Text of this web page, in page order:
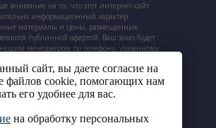
внимание на то, что этот интернет-сайт
информационный характер.
материалы и цены, размещенные
публичной офертой. Ваш заказ будет
менеджером по телефону, указанному
«Центр ленточных пил».
сайт, вы даете согласие на
файлов cookie, помогающих нам
его удобнее для вас.
на обработку персональных